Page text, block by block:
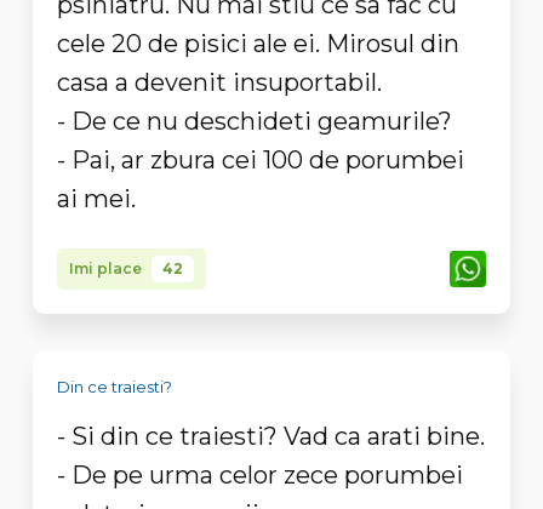
cele 20 de pisici ale ei. Mirosul din
casa a devenit insuportabil.
- De ce nu deschideti geamurile?
- Pai, ar zbura cei 100 de porumbei
ai mei.
Imi place 42
Din ce traiesti?
- Si din ce traiesti? Vad ca arati bine.
- De pe urma celor zece porumbei